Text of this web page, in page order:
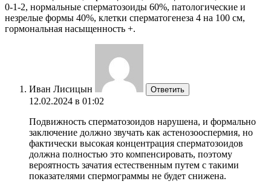
0-1-2, нормальные сперматозоиды 60%, патологические и
незрелые формы 40%, клетки сперматогенеза 4 на 100 см,
гормональная насыщенность +.
Иван Лисицын Ответить
12.02.2024 в 01:02
Подвижность сперматозоидов нарушена, и формально
заключение должно звучать как астенозооспермия, но
фактически высокая концентрация сперматозоидов
должна полностью это компенсировать, поэтому
вероятность зачатия естественным путем с такими
показателями спермограммы не будет снижена.